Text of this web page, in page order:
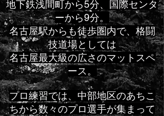
地下鉄浅間町から5分、国際センタ
ーから9分。
名古屋駅からも徒歩圏内で、格闘
技道場としては
名古屋最大級の広さのマットスペ
ース。
プロ練習では、中部地区のあちこ
ちから数々のプロ選手が集まって